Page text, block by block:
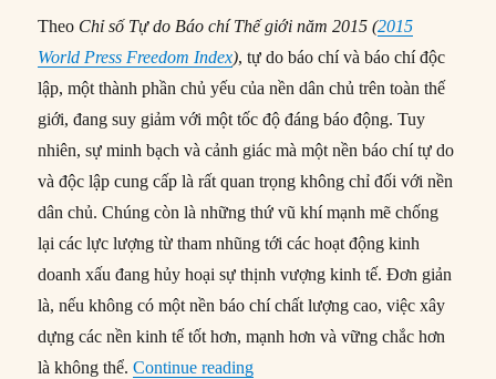
Theo Chỉ số Tự do Báo chí Thế giới năm 2015 (2015
World Press Freedom Index), tự do báo chí và báo chí độc
lập, một thành phần chủ yếu của nền dân chủ trên toàn thế
giới, đang suy giảm với một tốc độ đáng báo động. Tuy
nhiên, sự minh bạch và cảnh giác mà một nền báo chí tự do
và độc lập cung cấp là rất quan trọng không chỉ đối với nền
dân chủ. Chúng còn là những thứ vũ khí mạnh mẽ chống
lại các lực lượng từ tham nhũng tới các hoạt động kinh
doanh xấu đang hủy hoại sự thịnh vượng kinh tế. Đơn giản
là, nếu không có một nền báo chí chất lượng cao, việc xây
dựng các nền kinh tế tốt hơn, mạnh hơn và vững chắc hơn
là không thể.Continue reading“Vai trò quan trọng của tự do báo